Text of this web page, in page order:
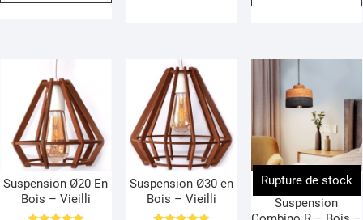
Suspension Ø20 En
Bois – Vieilli
Suspension Ø30 en
Bois – Vieilli
Rupture de stock
Suspension